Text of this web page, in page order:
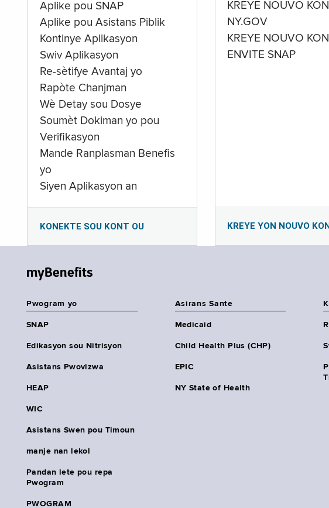
Aplike pou SNAP
Aplike pou Asistans Piblik
Kontinye Aplikasyon
Swiv Aplikasyon
Re-sètifye Avantaj yo
Rapòte Chanjman
Wè Detay sou Dosye
Soumèt Dokiman yo pou
Verifikasyon
Mande Ranplasman Benefis
yo
Siyen Aplikasyon an
KONEKTE SOU KONT OU
KREYE NOUVO
NY.GOV
KREYE NOUVO
ENVITE SNAP
KREYE YON NOUVO
myBenefits
Pwogram yo
SNAP
Edikasyon sou Nitrisyon
Asistans Pwovizwa
HEAP
WIC
Asistans Swen pou Timoun
manje nan lekol
Pandan lete pou repa
Pwogram
PWOGRAM
Asirans Sante
Medicaid
Child Health Plus (CHP)
EPIC
NY State of Health